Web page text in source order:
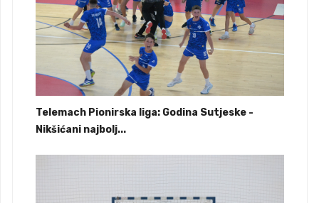
Telemach Pionirska liga: Godina Sutjeske -
Nikšićani najbolj...